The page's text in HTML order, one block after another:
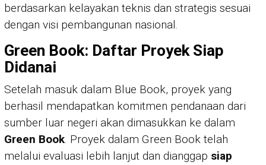
berdasarkan kelayakan teknis dan strategis sesuai
dengan visi pembangunan nasional.
Green Book: Daftar Proyek Siap
Didanai
Setelah masuk dalam Blue Book, proyek yang
berhasil mendapatkan komitmen pendanaan dari
sumber luar negeri akan dimasukkan ke dalam
Green Book. Proyek dalam Green Book telah
melalui evaluasi lebih lanjut dan dianggap siap